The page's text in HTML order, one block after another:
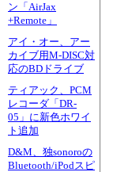
ン「AirJax
+Remote」
アイ・オー、アー
カイブ用M-DISC対
応のBDドライブ
ティアック、PCM
レコーダ「DR-
05」に新色ホワイ
ト追加
D&M、独sonoroの
Bluetooth/iPodスピ